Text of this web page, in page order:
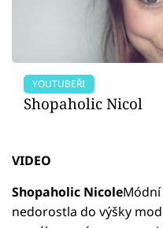
YOUTUBEŘI
Shopaholic Nicol
VIDEO
Shopaholic Nicole
nedorostla do výšky